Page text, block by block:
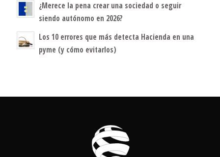
¿Merece la pena crear una sociedad o seguir
siendo autónomo en 2026?
Los 10 errores que más detecta Hacienda en una
pyme (y cómo evitarlos)